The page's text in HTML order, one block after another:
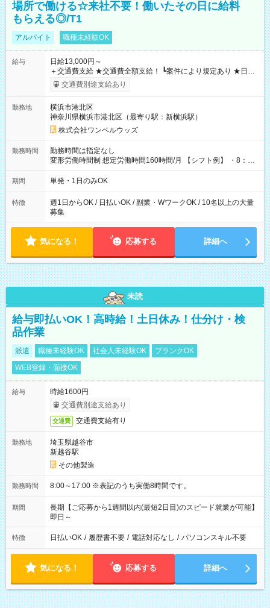
場所で働ける☆来社不要！働いたその日に給料
もらえる◎/T1
アルバイト 職種未経験OK
給与
日給13,000円～
＋交通費支給 ★交通費全額支給！ ┗案件により規定あり ★日払
いOK！（規定あり） ┗働いたその日に現金GET♪ お仕事後はコ
ンビニATMから 日払い分を引き落とせます！ 【試用期間】試
交通費別途支給あり
勤務地
横浜市港北区
神奈川県横浜市港北区（最寄り駅：新横浜駅）
株式会社ワンベルウッズ
勤務時間
勤務時間は指定なし
変形労働時間制 想定労働時間160時間/月 【シフト例】 ・8：00
～21：00
期間 単発・1日のみOK
特徴
週1日からOK / 日払いOK / 副業・WワークOK / 10名以上の大量
募集
気になる！ 応募する 詳細へ
未読
給与即払いOK！高時給！土日休み！仕分け・検
品作業
派遣 職種未経験OK 社会人未経験OK
ブランクOK
WEB登録・面接OK
給与
時給1600円
交通費別途支給あり
交通費 交通費支給有り
勤務地
埼玉県越谷市
新越谷駅
その他製造
勤務時間 8:00～17:00 ※表記のうち実働8時間です。
期間
長期【ご応募から1週間以内(最短2日目)のスピード就業が可能】
即日～
特徴 日払いOK / 履歴書不要 / 電話対応なし / パソコンスキル不要
気になる！ 応募する 詳細へ